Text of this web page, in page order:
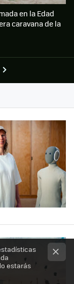
en la Edad
caravana de la
estarás